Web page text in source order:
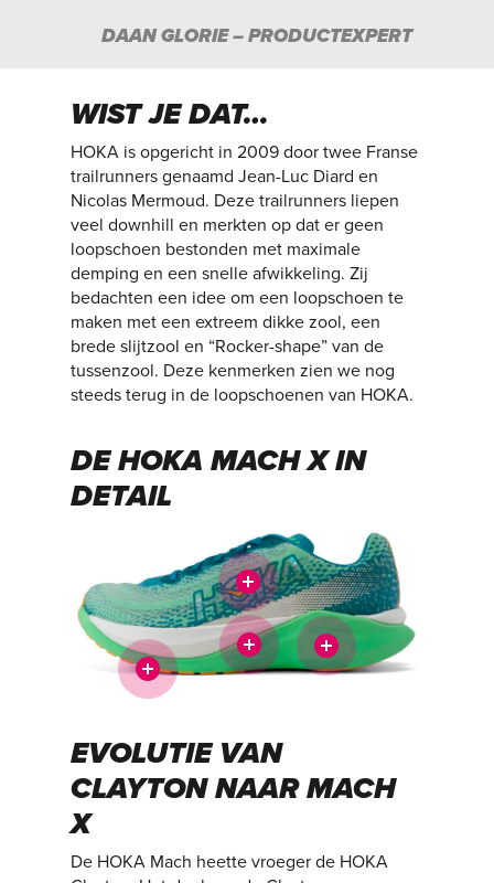
DAAN GLORIE – PRODUCTEXPERT
WIST JE DAT…
HOKA is opgericht in 2009 door twee Franse
trailrunners genaamd Jean-Luc Diard en
Nicolas Mermoud. Deze trailrunners liepen
veel downhill en merkten op dat er geen
loopschoen bestonden met maximale
demping en een snelle afwikkeling. Zij
bedachten een idee om een loopschoen te
maken met een extreem dikke zool, een
brede slijtzool en “Rocker-shape” van de
tussenzool. Deze kenmerken zien we nog
steeds terug in de loopschoenen van HOKA.
DE HOKA MACH X IN
DETAIL
EVOLUTIE VAN
CLAYTON NAAR MACH
X
De HOKA Mach heette vroeger de HOKA